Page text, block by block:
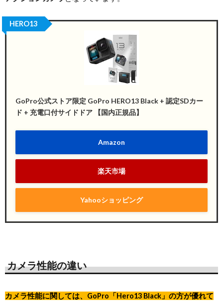
GoPro公式ストア限定 GoPro HERO13 Black + 認定SDカー
ド + 充電口付サイドドア 【国内正規品】
Amazon
楽天市場
Yahooショッピング
HERO13
カメラ性能の違い
カメラ性能に関しては、GoPro「Hero13 Black」の方が優れて